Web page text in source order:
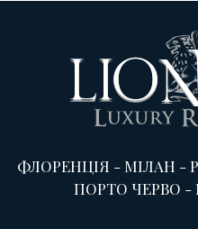
ФЛОРЕНЦІЯ -МІЛАН -
ПОРТО ЧЕРВО -